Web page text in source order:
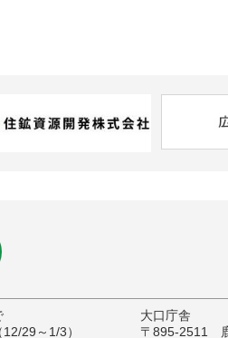
29～1/3）
大口庁舎
〒895-2511